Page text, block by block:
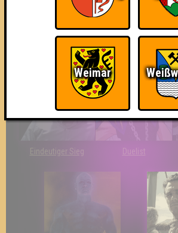
The Last of Us Wir sind ERSTER?!
Eindeutiger Sieg Duelist
Weimar